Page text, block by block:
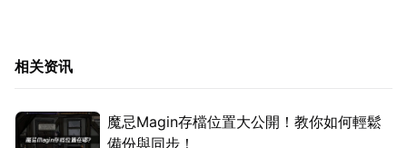
相关资讯
魔忌Magin存檔位置大公開！教你如何輕鬆
備份與同步！